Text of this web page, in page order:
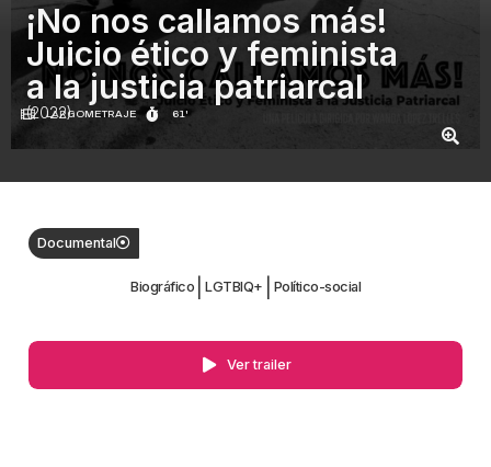
LARGOMETRAJE 61'
¡No nos callamos más!
Juicio ético y feminista
a la justicia patriarcal
(2022)
Documental
Biográfico LGTBIQ+ Político-social
Ver trailer